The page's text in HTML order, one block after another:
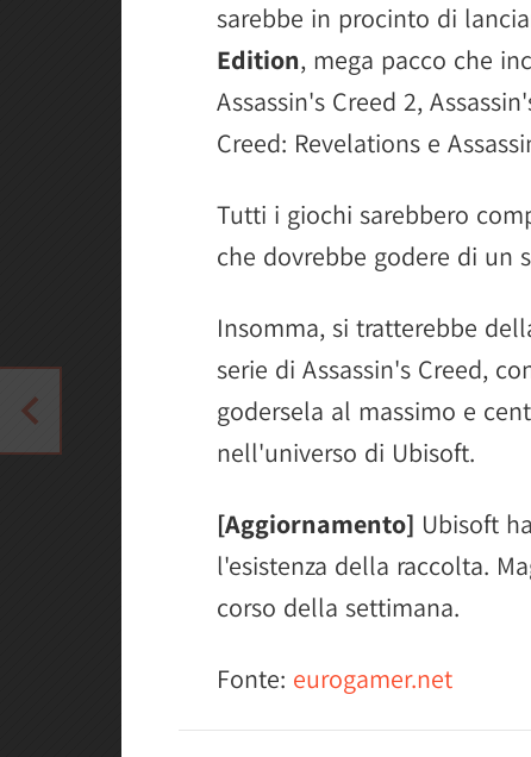
sarebbe in procinto di
Edition, mega pacco che
Assassin's Creed 2,
Creed: Revelations e
Tutti i giochi sarebbero
che dovrebbe godere di un
Insomma, si tratterebbe
serie di Assassin's Creed,
godersela al massimo e
nell'universo di Ubisoft.
[Aggiornamento] Ubisoft
l'esistenza della raccolta.
corso della settimana.
Fonte: eurogamer.net